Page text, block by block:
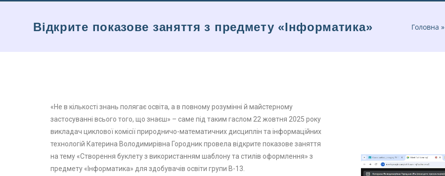
Відкрите показове заняття з предмету «Інформатика» Головна »
«Не в кількості знань полягає освіта, а в повному розумінні й майстерному
застосуванні всього того, що знаєш» – саме під таким гаслом 22 жовтня 2025 року
викладач циклової комісії природничо-математичних дисциплін та інформаційних
технологій Катерина Володимирівна Городник провела відкрите показове заняття
на тему «Створення буклету з використанням шаблону та стилів оформлення» з
предмету «Інформатика» для здобувачів освіти групи В-13.